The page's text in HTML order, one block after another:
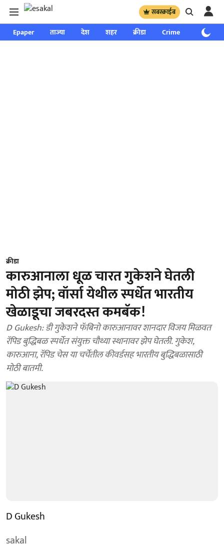
सबस्क्राईब
Epaper ताज्या देश शहर क्रीडा Crime साप्ताहिक
क्रीडा
कारुआनाला धूळ चारत गुकेशने घेतली
मोठी झेप; वॉर्सा येथील स्पर्धेत भारतीय
खेळाडूचा जबरदस्त कमबॅक!
D Gukesh: डी गुकेशने फॅबिनो कारुआनावर शानदार विजय मिळवत
रॅपिड बुद्धिबळ स्पर्धेत संयुक्त चौथ्या स्थानावर झेप घेतली. गुकेश,
कारुआना, रॅपिड चेस या चर्चेतील कीवर्डसह भारतीय बुद्धिबळासाठी
मोठी बातमी.
D Gukesh
sakal